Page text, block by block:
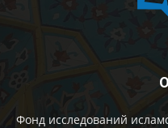
Фонд исследований